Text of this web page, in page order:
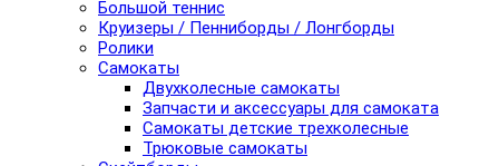
Большой теннис
Круизеры / Пенниборды / Лонгборды
Ролики
Самокаты
Двухколесные самокаты
Запчасти и аксессуары для самоката
Самокаты детские трехколесные
Трюковые самокаты